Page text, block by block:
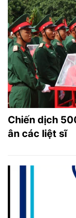
Chiến dịch
ân các liệt sĩ